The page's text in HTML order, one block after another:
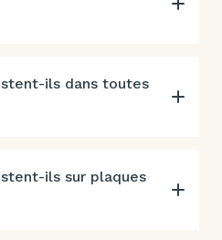
ils dans toutes
ils sur plaques